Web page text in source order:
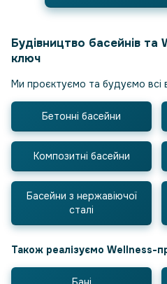
Будівництво басейнів та
ключ
Ми проєктуємо та будуємо всі
Бетонні басейни
Композитні басейни
Басейни з нержавіючої
сталі
Також реалізуємо Wellness-